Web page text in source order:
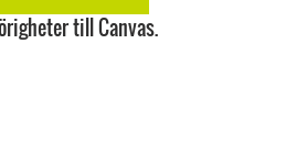
till Canvas.